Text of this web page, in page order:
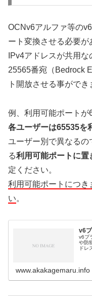
OCNv6アルファ等の
ート変換させる必要が
IPv4アドレスが共用
25565番宛（Bedrock
ト開放させる事ができ
例、利用可能ポートが
各ユーザーは65535を
ユーザー別で異なるの
る利用可能ポートに置
定ください。
利用可能ポートにつき
い。
v6
v6プ
や防
ドレ
www.akakagemaru.info